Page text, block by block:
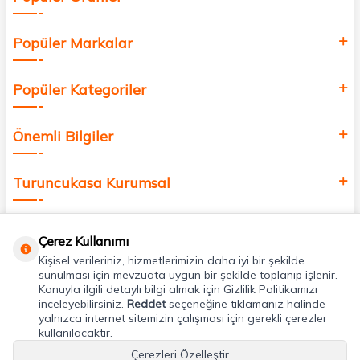
Popüler Markalar
Popüler Kategoriler
Önemli Bilgiler
Turuncukasa Kurumsal
Uygulamalarımız
Adres & İletişim
Çerez Kullanımı
Kişisel verileriniz, hizmetlerimizin daha iyi bir şekilde
sunulması için mevzuata uygun bir şekilde toplanıp işlenir.
Konuyla ilgili detaylı bilgi almak için Gizlilik Politikamızı
inceleyebilirsiniz. Reddetseçeneğine tıklamanız halinde
yalnızca internet sitemizin çalışması için gerekli çerezler
kullanılacaktır.
Çerezleri Özelleştir